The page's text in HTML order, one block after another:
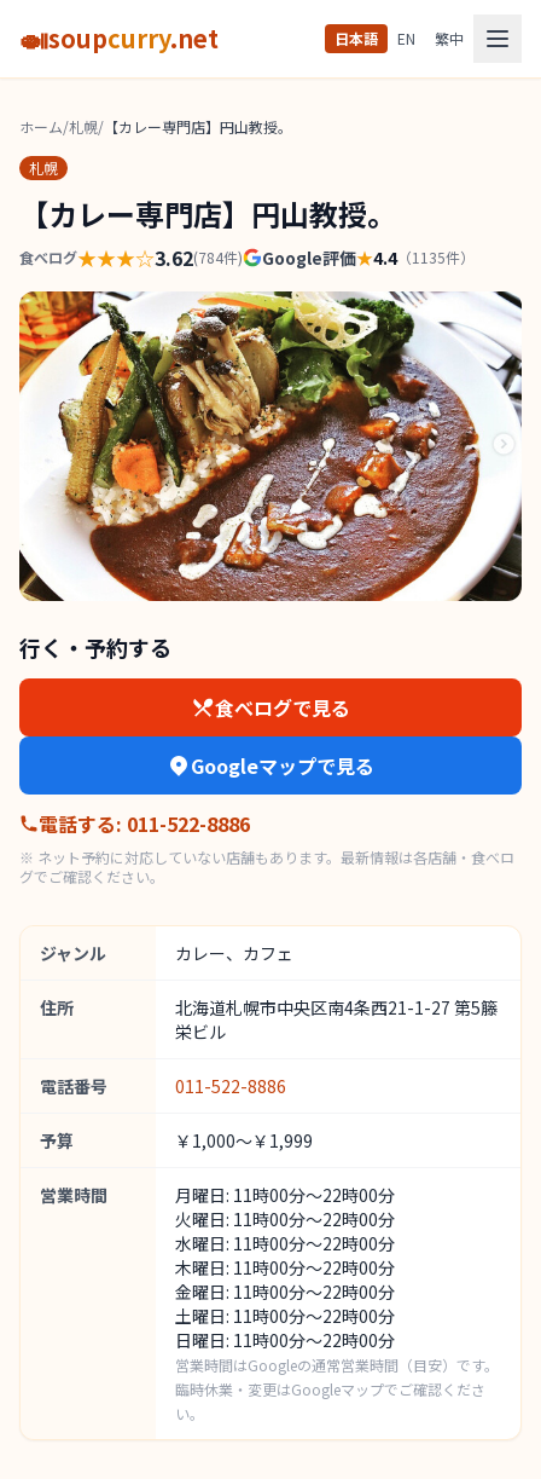
🍛soupcurry.net 日本語 EN 繁中
ホーム/札幌/ 【カレー専門店】円山教授。
札幌
【カレー専門店】円山教授。
食べログ★★★☆3.62(784件) Google評価★4.4（1135件）
行く・予約する
食べログで見る
Googleマップで見る
電話する: 011-522-8886
※ ネット予約に対応していない店舗もあります。最新情報は各店舗・食べロ
グでご確認ください。
ジャンル カレー、カフェ
住所
北海道札幌市中央区南4条西21-1-27 第5籐
栄ビル
電話番号 011-522-8886
予算 ￥1,000～￥1,999
営業時間
月曜日: 11時00分～22時00分
火曜日: 11時00分～22時00分
水曜日: 11時00分～22時00分
木曜日: 11時00分～22時00分
金曜日: 11時00分～22時00分
土曜日: 11時00分～22時00分
日曜日: 11時00分～22時00分
営業時間はGoogleの通常営業時間（目安）です。
臨時休業・変更はGoogleマップでご確認くださ
い。